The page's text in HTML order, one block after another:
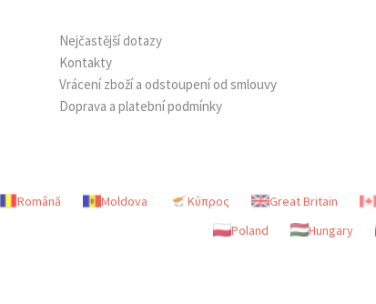
Nejčastější dotazy
Kontakty
Vrácení zboží a odstoupení od smlouvy
Doprava a platební podmínky
Română Moldova Κύπρος Great Britain
Poland
Hungary